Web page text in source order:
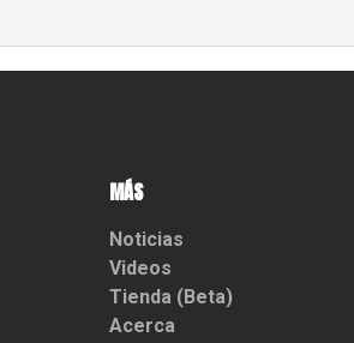
MÁS
Noticias
Videos
Tienda (Beta)
Acerca